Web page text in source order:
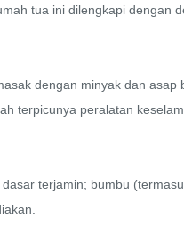
tua ini dilengkapi dengan
dengan minyak dan asap
terpicunya peralatan
terjamin; bumbu